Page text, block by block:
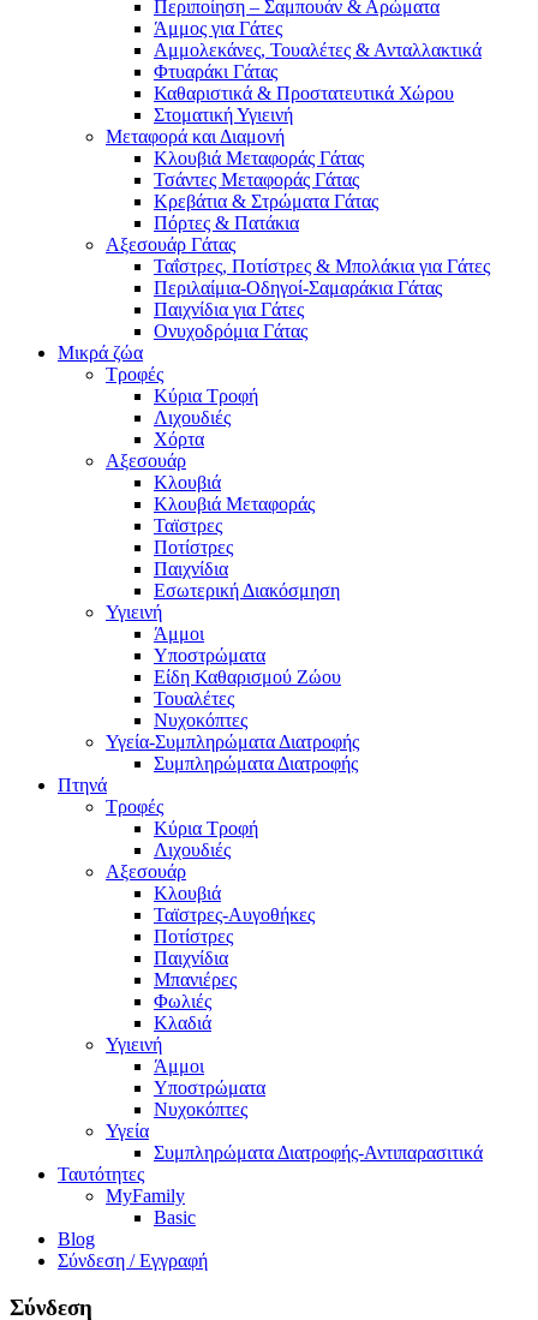
Περιποίηση – Σαμπουάν & Αρώματα
Άμμος για Γάτες
Αμμολεκάνες, Τουαλέτες & Ανταλλακτικά
Φτυαράκι Γάτας
Καθαριστικά & Προστατευτικά Χώρου
Στοματική Υγιεινή
Μεταφορά και Διαμονή
Κλουβιά Μεταφοράς Γάτας
Τσάντες Μεταφοράς Γάτας
Κρεβάτια & Στρώματα Γάτας
Πόρτες & Πατάκια
Αξεσουάρ Γάτας
Ταΐστρες, Ποτίστρες & Μπολάκια για Γάτες
Περιλαίμια-Οδηγοί-Σαμαράκια Γάτας
Παιχνίδια για Γάτες
Ονυχοδρόμια Γάτας
Μικρά ζώα
Τροφές
Κύρια Τροφή
Λιχουδιές
Χόρτα
Αξεσουάρ
Κλουβιά
Κλουβιά Μεταφοράς
Ταϊστρες
Ποτίστρες
Παιχνίδια
Εσωτερική Διακόσμηση
Υγιεινή
Άμμοι
Υποστρώματα
Είδη Καθαρισμού Ζώου
Τουαλέτες
Νυχοκόπτες
Υγεία-Συμπληρώματα Διατροφής
Συμπληρώματα Διατροφής
Πτηνά
Τροφές
Κύρια Τροφή
Λιχουδιές
Αξεσουάρ
Κλουβιά
Ταϊστρες-Αυγοθήκες
Ποτίστρες
Παιχνίδια
Μπανιέρες
Φωλιές
Κλαδιά
Υγιεινή
Άμμοι
Υποστρώματα
Νυχοκόπτες
Υγεία
Συμπληρώματα Διατροφής-Αντιπαρασιτικά
Ταυτότητες
MyFamily
Basic
Blog
Σύνδεση / Εγγραφή
Σύνδεση